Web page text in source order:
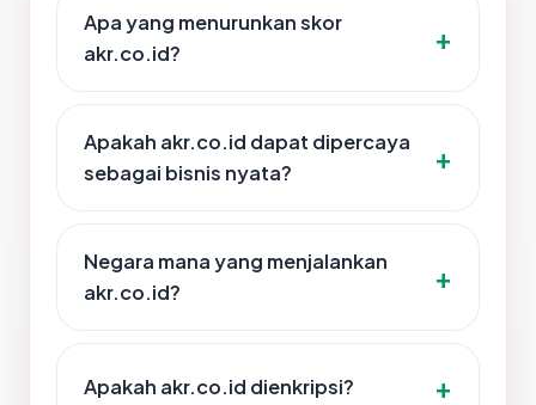
Apa yang menurunkan skor
akr.co.id?
Apakah akr.co.id dapat dipercaya
sebagai bisnis nyata?
Negara mana yang menjalankan
akr.co.id?
Apakah akr.co.id dienkripsi?